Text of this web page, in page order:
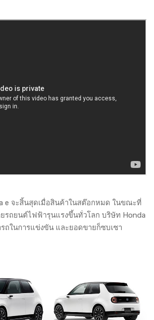
e จะสิ้นสุดเมื่อสินค้าในสต๊อกหมด ในขณะที่
รถยนต์ไฟฟ้ารุนแรงขึ้นทั่วโลก บริษัท Honda
ถในการแข่งขัน และยอดขายก็ซบเซา